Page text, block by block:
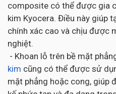
composite có thể được gia
kim Kyocera. Điều này giúp
chính xác cao và chịu được
nghiệt.
- Khoan lỗ trên bề mặt
kim cũng có thể được sử
mặt phẳng hoặc cong, giúp